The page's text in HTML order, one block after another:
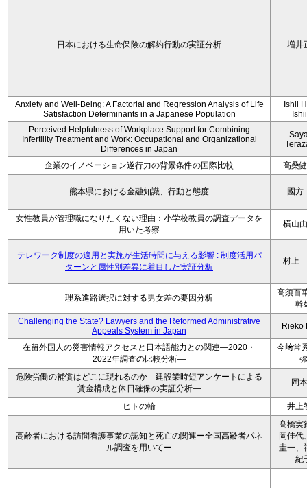
日本における生命保険の解約行動の実証分析 増井
Anxiety and Well-Being: A Factorial and Regression Analysis of Life
Satisfaction Determinants in a Japanese Population
Ishii
Perceived Helpfulness of Workplace Support for Combining
Infertility Treatment and Work: Occupational and Organizational
Differences in Japan
企業のイノベーション遂行力の背景条件の国際比較 高桑
熊本県における金融知識、行動と態度 國
女性教員が管理職になりたくない理由：小学校教員の調査データを
用いた考察
横山
テレワーク制度の適用と実施が生活時間に与える影響 : 制度活用パ
ターンと属性別差異に着目した実証分析
村上
理系進路選択に対する男女差の要因分析
高須百
幹
Challenging the State? Lawyers and the Reformed Administrative
Appeals System in Japan
Rieko
在留外国人の災害情報アクセスと日本語能力との関連―2020・
2022年調査の比較分析―
今﨑常
弥
危険労働の補償はどこに現れるのか―建設業時短アンケートによる
賃金構成と休日確保の実証分析―
岡
ヒトの輪 井上
高齢者における訪問看護事業の認知と死亡の関連ー全国高齢者パネ
ル調査を用いてー
髙橋実
岡佳代
圭一、
紀